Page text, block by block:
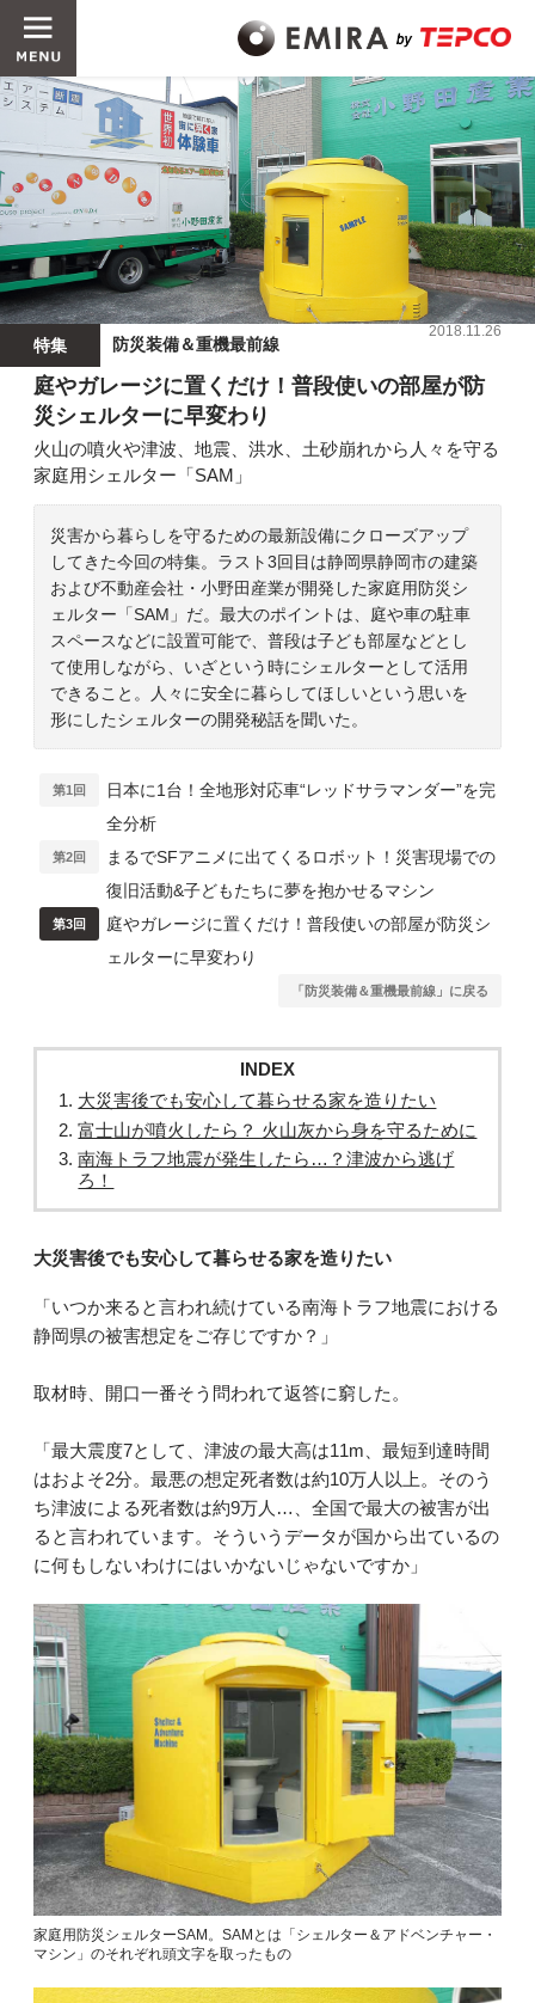
特集 防災装備＆重機最前線
2018.11.26
庭やガレージに置くだけ！普段使いの部屋が防
災シェルターに早変わり
火山の噴火や津波、地震、洪水、土砂崩れから人々を守る
家庭用シェルター「SAM」
災害から暮らしを守るための最新設備にクローズアップ
してきた今回の特集。ラスト3回目は静岡県静岡市の建築
および不動産会社・小野田産業が開発した家庭用防災シ
ェルター「SAM」だ。最大のポイントは、庭や車の駐車
スペースなどに設置可能で、普段は子ども部屋などとし
て使用しながら、いざという時にシェルターとして活用
できること。人々に安全に暮らしてほしいという思いを
形にしたシェルターの開発秘話を聞いた。
第1回
日本に1台！全地形対応車“レッドサラマンダー”を完
全分析
第2回
まるでSFアニメに出てくるロボット！災害現場での
復旧活動&子どもたちに夢を抱かせるマシン
第3回
庭やガレージに置くだけ！普段使いの部屋が防災シ
ェルターに早変わり
「防災装備＆重機最前線」に戻る
INDEX
大災害後でも安心して暮らせる家を造りたい
富士山が噴火したら？ 火山灰から身を守るために
南海トラフ地震が発生したら…？津波から逃げ
ろ！
大災害後でも安心して暮らせる家を造りたい
「いつか来ると言われ続けている南海トラフ地震における
静岡県の被害想定をご存じですか？」
取材時、開口一番そう問われて返答に窮した。
「最大震度7として、津波の最大高は11m、最短到達時間
はおよそ2分。最悪の想定死者数は約10万人以上。そのう
ち津波による死者数は約9万人…、全国で最大の被害が出
ると言われています。そういうデータが国から出ているの
に何もしないわけにはいかないじゃないですか」
家庭用防災シェルターSAM。SAMとは「シェルター＆アドベンチャー・
マシン」のそれぞれ頭文字を取ったもの